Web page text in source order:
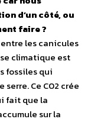
d’un côté, ou
faire ?
les canicules
climatique est
fossiles qui
serre. Ce C02 crée
fait que la
sur la